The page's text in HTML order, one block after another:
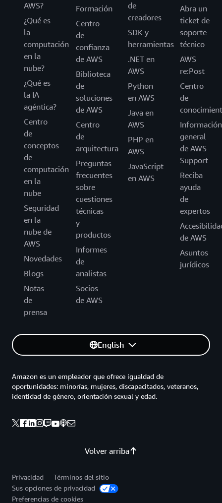
AWS?
¿Qué es
la
computación
en la
nube?
¿Qué es
la IA
agéntica?
Centro
de
conceptos
de
computación
en la
nube
Seguridad
en la
nube de
AWS
Novedades
Blogs
Notas
de
prensa
Formación
Centro
de
confianza
de AWS
Biblioteca
de
soluciones
de AWS
Centro
de
arquitectura
Preguntas
frecuentes
sobre
cuestiones
técnicas
y
productos
Informes
de
analistas
Socios
de AWS
de
creadores
SDK y
herramientas
.NET en
AWS
Python
en AWS
Java en
AWS
PHP en
AWS
JavaScript
en AWS
Abra un
ticket de
soporte
técnico
AWS
re:Post
Centro
de
Información
general
de AWS
Support
Reciba
ayuda
de
expertos
de AWS
Asuntos
jurídicos
English
Volver arriba
Amazon es un empleador que ofrece igualdad de
oportunidades: minorías, mujeres, discapacitados, veteranos,
identidad de género, orientación sexual y edad.
Privacidad
Términos del sitio
Sus opciones de privacidad
Preferencias de cookies